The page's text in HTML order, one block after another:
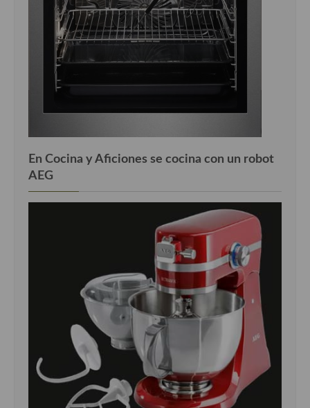
En Cocina y Aficiones se cocina con un robot
AEG